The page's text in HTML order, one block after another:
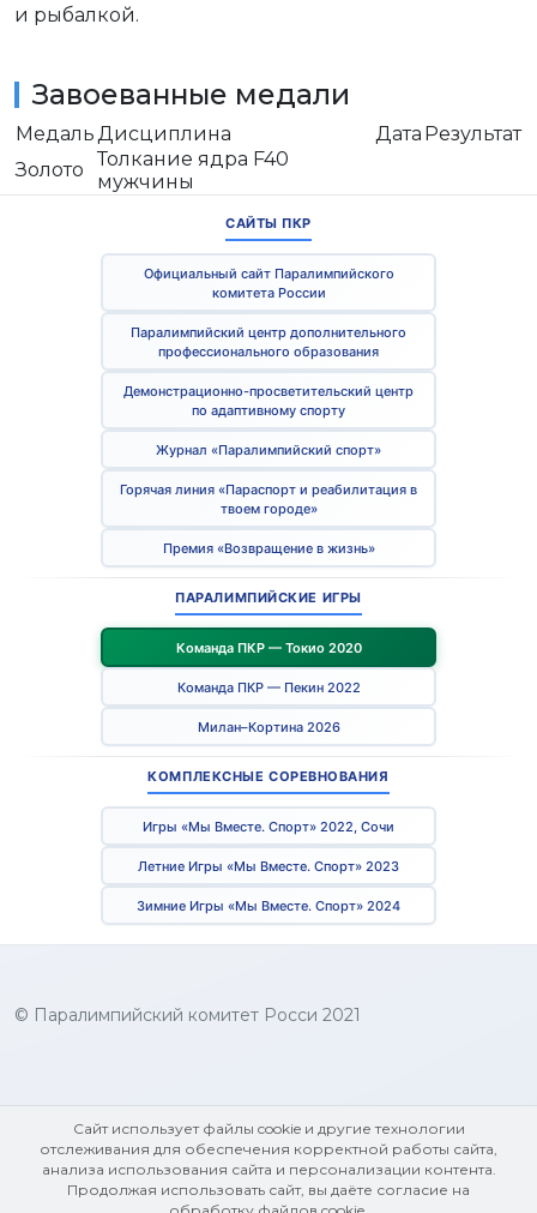
и рыбалкой.
Завоеванные медали
МедальДисциплина Дата Результат
Золото
Толкание ядра F40
мужчины
САЙТЫ ПКР
Официальный сайт Паралимпийского
комитета России
Паралимпийский центр дополнительного
профессионального образования
Демонстрационно-просветительский центр
по адаптивному спорту
Журнал «Паралимпийский спорт»
Горячая линия «Параспорт и реабилитация в
твоем городе»
Премия «Возвращение в жизнь»
ПАРАЛИМПИЙСКИЕ ИГРЫ
Команда ПКР — Токио 2020
Команда ПКР — Пекин 2022
Милан–Кортина 2026
КОМПЛЕКСНЫЕ СОРЕВНОВАНИЯ
Игры «Мы Вместе. Спорт» 2022, Сочи
Летние Игры «Мы Вместе. Спорт» 2023
Зимние Игры «Мы Вместе. Спорт» 2024
© Паралимпийский комитет Росси 2021
Сайт использует файлы cookie и другие технологии
отслеживания для обеспечения корректной работы сайта,
анализа использования сайта и персонализации контента.
Продолжая использовать сайт, вы даёте согласие на